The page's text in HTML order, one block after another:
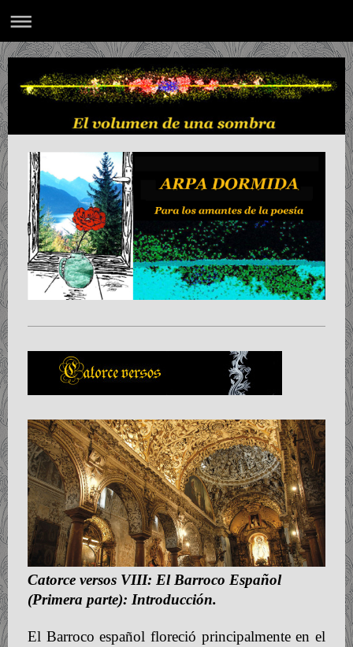
Catorce versos VIII: El Barroco Español
(Primera parte): Introducción.
El Barroco español floreció principalmente en el